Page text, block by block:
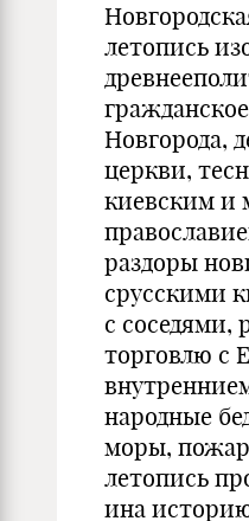
летопись
Новгорода,
церкви,
киевским и
раздоры
срусскими
с соседями,
торговлю с
народные
моры,
летопись
ина